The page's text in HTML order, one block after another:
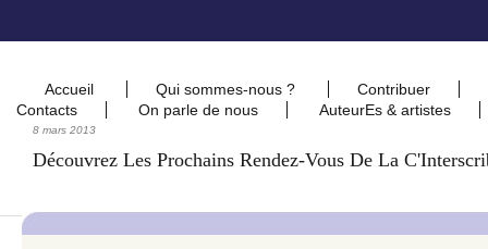
Accueil Qui sommes-nous ?
Contribuer
Contacts
On parle de nous AuteurEs & artistes
8 mars 2013
Découvrez Les Prochains Rendez-Vous De La